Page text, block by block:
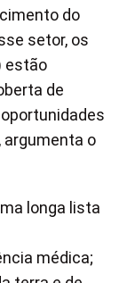
do
setor, os
estão
de
argumenta o
longa lista
médica;